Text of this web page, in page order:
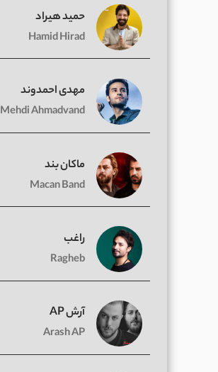
حمید هیراد
Hamid Hirad
مهدی احمدوند
Mehdi Ahmadvand
ماکان بند
Macan Band
راغب
Ragheb
آرش AP
Arash AP